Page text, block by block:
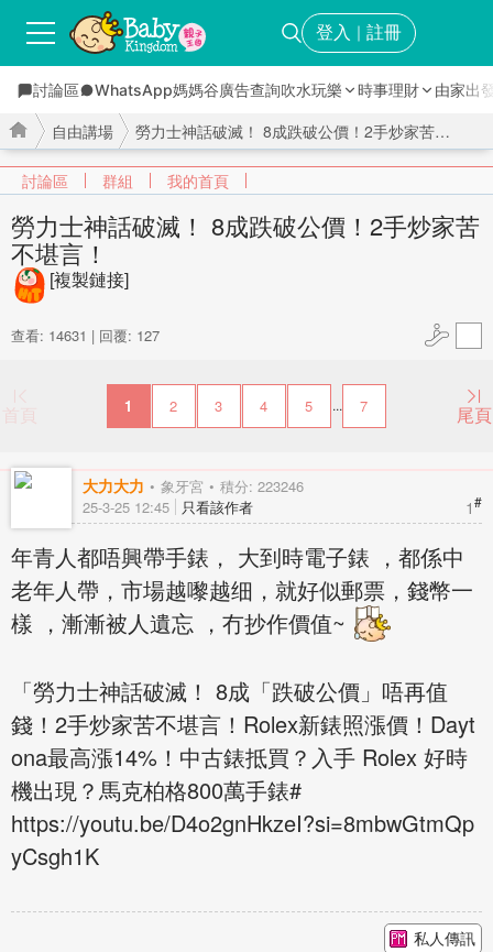
登入 ｜ 註冊
討論區 WhatsApp媽媽谷廣告查詢吹水玩樂 時事理財 由家出
討論區 群組 我的首頁
›
自由講場 勞力士神話破滅！ 8成跌破公價！2手炒家苦不堪言！ ...
查看: 14631 | 回覆: 127
勞力士神話破滅！ 8成跌破公價！2手炒家苦
不堪言！
[複製鏈接]
首頁 1 2 3 4 5 ... 7 尾頁
大力大力 象牙宮 積分: 223246
1#
25-3-25 12:45 只看該作者
年青人都唔興帶手錶， 大到時電子錶 ，都係中
老年人帶，市場越嚟越细，就好似郵票，錢幣一
樣 ，漸漸被人遺忘 ，冇抄作價值~
「勞力士神話破滅！ 8成「跌破公價」唔再值
錢！2手炒家苦不堪言！Rolex新錶照漲價！Dayt
ona最高漲14%！中古錶抵買？入手 Rolex 好時
機出現？馬克柏格800萬手錶#
https://youtu.be/D4o2gnHkzeI?si=8mbwGtmQp
yCsgh1K
私人傳訊